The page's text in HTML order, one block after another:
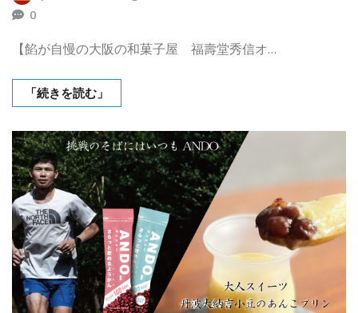
0
【餡が自慢の大阪の和菓子屋 福壽堂秀信オ…
「続きを読む」